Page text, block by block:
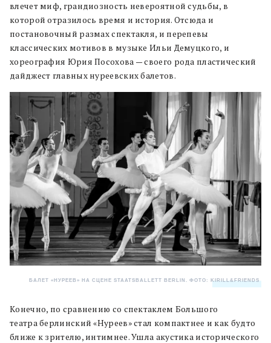
влечет миф, грандиозность невероятной судьбы, в
которой отразилось время и история. Отсюда и
постановочный размах спектакля, и перепевы
классических мотивов в музыке Ильи Демуцкого, и
хореография Юрия Посохова — своего рода пластический
дайджест главных нуреевских балетов.
БАЛЕТ «НУРЕЕВ» НА СЦЕНЕ STAATSBALLETT BERLIN. ФОТО: KIRILL&FRIENDS.
Конечно, по сравнению со спектаклем Большого
театра берлинский «Нуреев» стал компактнее и как будто
ближе к зрителю, интимнее. Ушла акустика исторического